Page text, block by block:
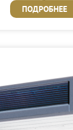
ПОДРОБНЕЕ